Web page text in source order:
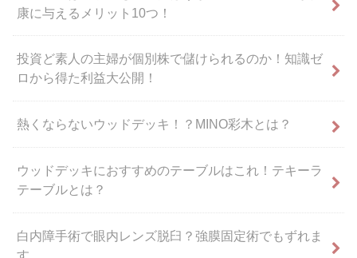
康に与えるメリット10つ！
投資ど素人の主婦が個別株で儲けられるのか！知識ゼ
ロから得た利益大公開！
熱くならないウッドデッキ！？MINO彩木とは？
ウッドデッキにおすすめのテーブルはこれ！テキーラ
テーブルとは？
白内障手術で眼内レンズ脱臼？強膜固定術でもずれま
す